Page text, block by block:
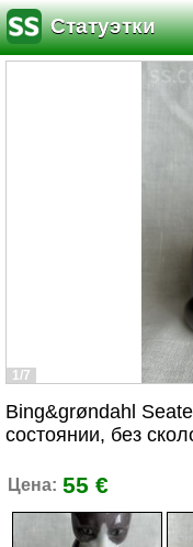
Статуэтки
1/7
Bing&grøndahl
состоянии, без
Цена: 55 €